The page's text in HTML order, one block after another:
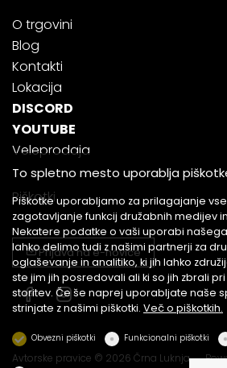
O trgovini
Blog
Kontakti
Lokacija
DISCORD
YOUTUBE
Veleprodaja
Piškotki
Prijava na e-novice
Avtorske pravice © 2026 Črna Luknja
To spletno mesto uporablja
Piškotke uporabljamo za prilagajanje
zagotavljanje funkcij družabnih medijev
Nekatere podatke o vaši uporabi
lahko delimo tudi z našimi partnerji za
oglaševanje in analitiko, ki jih lahko
ste jim jih posredovali ali ki so jih zbrali
storitev. Če še naprej uporabljate naše
strinjate z našimi piškotki. Več o piškotkih.
Obvezni piškotki Funkcionalni piškotki